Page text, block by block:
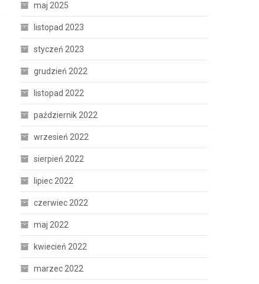
maj 2025
listopad 2023
styczeń 2023
grudzień 2022
listopad 2022
październik 2022
wrzesień 2022
sierpień 2022
lipiec 2022
czerwiec 2022
maj 2022
kwiecień 2022
marzec 2022